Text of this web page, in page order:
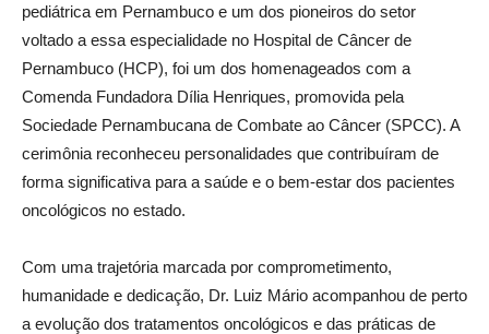
pediátrica em Pernambuco e um dos pioneiros do setor
voltado a essa especialidade no Hospital de Câncer de
Pernambuco (HCP), foi um dos homenageados com a
Comenda Fundadora Dília Henriques, promovida pela
Sociedade Pernambucana de Combate ao Câncer (SPCC). A
cerimônia reconheceu personalidades que contribuíram de
forma significativa para a saúde e o bem-estar dos pacientes
oncológicos no estado.
Com uma trajetória marcada por comprometimento,
humanidade e dedicação, Dr. Luiz Mário acompanhou de perto
a evolução dos tratamentos oncológicos e das práticas de